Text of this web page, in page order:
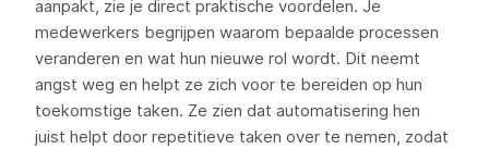
aanpakt, zie je direct praktische voordelen. Je
medewerkers begrijpen waarom bepaalde processen
veranderen en wat hun nieuwe rol wordt. Dit neemt
angst weg en helpt ze zich voor te bereiden op hun
toekomstige taken. Ze zien dat automatisering hen
juist helpt door repetitieve taken over te nemen, zodat